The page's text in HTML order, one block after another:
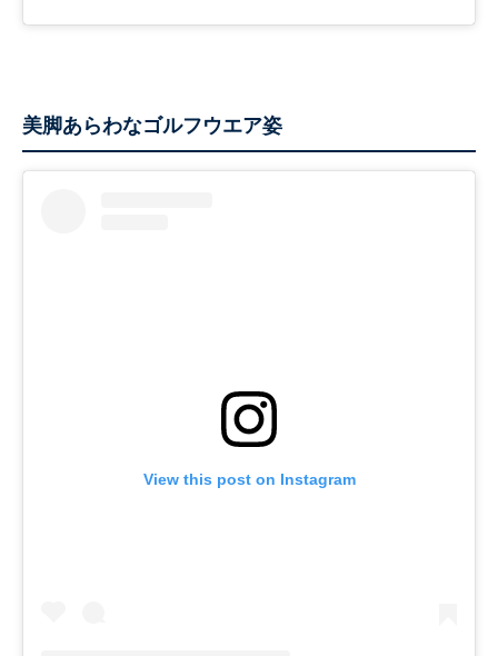
美脚あらわなゴルフウエア姿
View this post on Instagram